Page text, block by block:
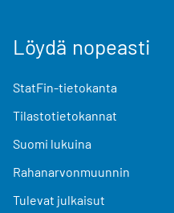
Löydä nopeasti
StatFin-tietokanta
Tilastotietokannat
Suomi lukuina
Rahanarvonmuunnin
Tulevat julkaisut